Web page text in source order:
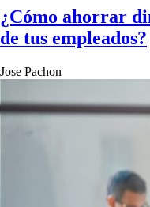
¿Cómo ahorrar
de tus empleados?
Jose Pachon